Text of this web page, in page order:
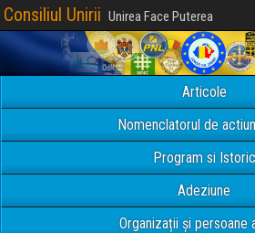
Consiliul Unirii Unirea Face Puterea
Articole
Nomenclatorul de
Program si Istoric
Adeziune
Organizații și persoane